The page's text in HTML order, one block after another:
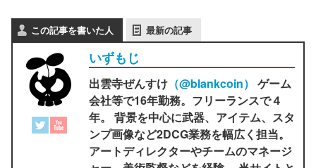
この記事を書いた人 最新の記事
いずもじ
出雲寺ぜんすけ （‎@blankcoin） ゲーム
会社等で16年勤務。フリーランスで４
年。 背景を中心に武器、アイテム、スタ
ンプ画像など2DCG業務を幅広く担当。
アートディレクターやチームのマネージ